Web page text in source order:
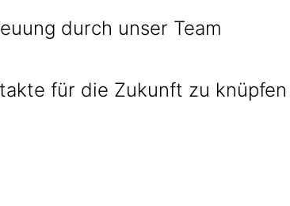
durch unser Team
für die Zukunft zu knüpfen